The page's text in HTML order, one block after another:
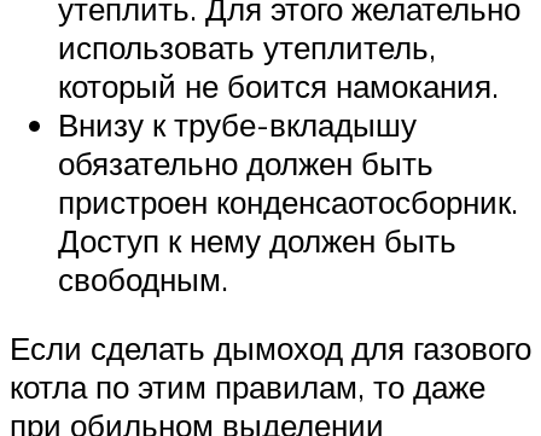
утеплить. Для этого желательно
использовать утеплитель,
который не боится намокания.
Внизу к трубе-вкладышу
обязательно должен быть
пристроен конденсаотосборник.
Доступ к нему должен быть
свободным.
Если сделать дымоход для газового
котла по этим правилам, то даже
при обильном выделении